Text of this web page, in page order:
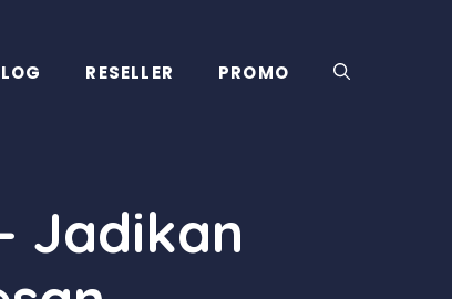
RESELLER PROMO
Jadikan